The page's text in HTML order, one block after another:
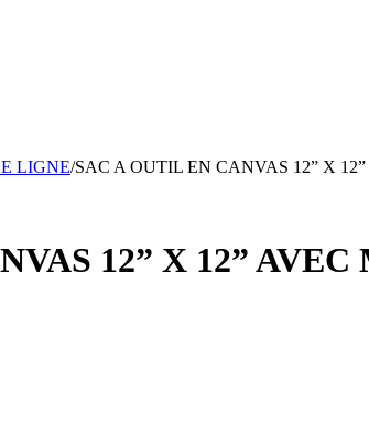
LIGNE/SAC A OUTIL EN CANVAS 12” X
12” X 12”